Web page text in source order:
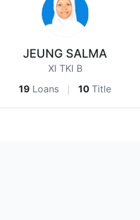
JEUNG SALMA
XI TKI B
19 Loans 10 Title